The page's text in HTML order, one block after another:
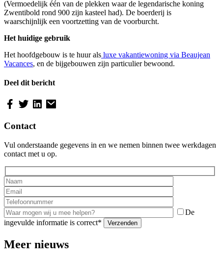
(Vermoedelijk één van de plekken waar de legendarische koning
Zwentibold rond 900 zijn kasteel had). De boerderij is
waarschijnlijk een voortzetting van de voorburcht.
Het huidige gebruik
Het hoofdgebouw is te huur als luxe vakantiewoning via Beaujean
Vacances, en de bijgebouwen zijn particulier bewoond.
Deel dit bericht
Contact
Vul onderstaande gegevens in en we nemen binnen twee werkdagen
contact met u op.
De
ingevulde informatie is correct*
Meer nieuws